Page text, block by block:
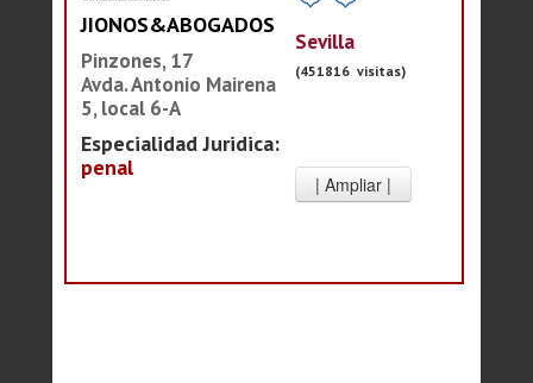
JIONOS&ABOGADOS
Pinzones, 17
Avda. Antonio Mairena
5, local 6-A
Especialidad Juridica:
penal
Sevilla
(451816 visitas)